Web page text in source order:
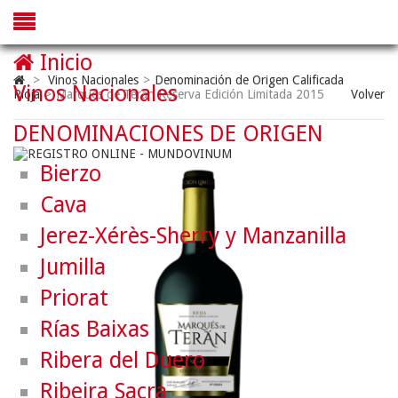
> Vinos Nacionales > Denominación de Origen Calificada
Rioja > Marqués de Terán Reserva Edición Limitada 2015 Volver
Inicio
Vinos Nacionales
DENOMINACIONES DE ORIGEN
Bierzo
Cava
Jerez-Xérès-Sherry y Manzanilla
Jumilla
Priorat
Rías Baixas
Ribera del Duero
Ribeira Sacra